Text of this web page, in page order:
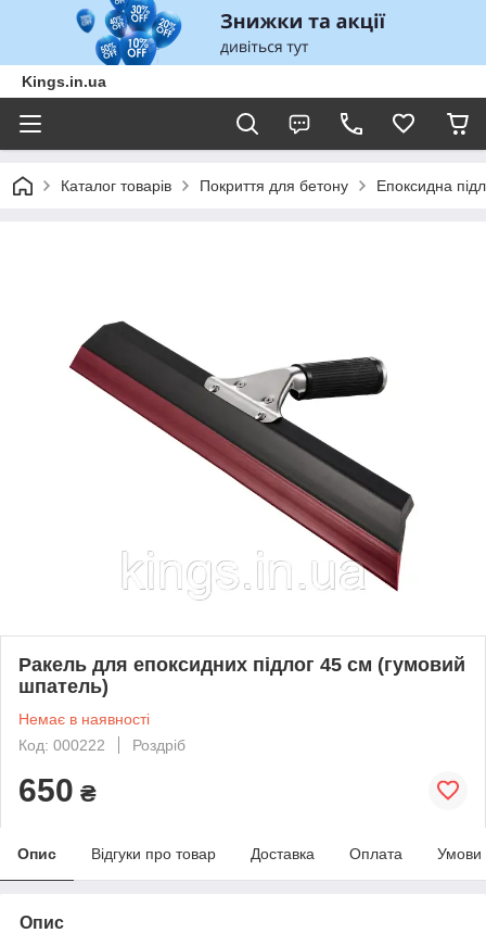
Kings.in.ua
Каталог товарів Покриття для бетону Епоксидна
Ракель для епоксидних підлог 45 см (гумовий
шпатель)
Немає в наявності
Код: 000222
Роздріб
650 ₴
Опис Відгуки про товар Доставка Оплата Умови
Опис